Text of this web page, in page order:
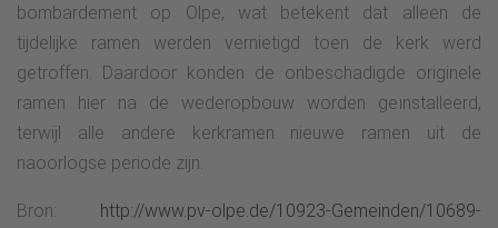
bombardement op Olpe, wat betekent dat alleen de
tijdelijke ramen werden vernietigd toen de kerk werd
getroffen. Daardoor konden de onbeschadigde originele
ramen hier na de wederopbouw worden geïnstalleerd,
terwijl alle andere kerkramen nieuwe ramen uit de
naoorlogse periode zijn.
Bron: http://www.pv-olpe.de/10923-Gemeinden/10689-